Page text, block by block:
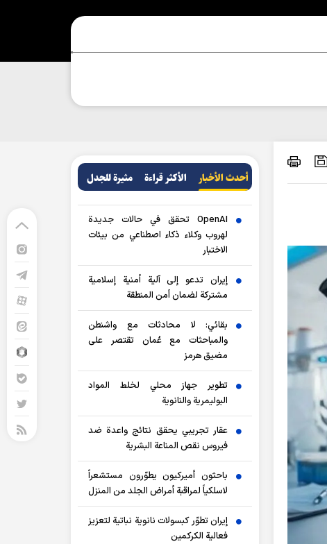
أحدث الأخبار الأکثر قراءة مثيرة للجدل
OpenAI تحقق في حالات جديدة
لهروب وكلاء ذكاء اصطناعي من بيئات
الاختبار
إيران تدعو إلى آلية أمنية إسلامية
مشتركة لضمان أمن المنطقة
بقائي: لا محادثات مع واشنطن
والمباحثات مع عُمان تقتصر على
مضيق هرمز
تطوير جهاز محلي لخلط المواد
البوليمرية والنانوية
عقار تجريبي يحقق نتائج واعدة ضد
فيروس نقص المناعة البشرية
باحثون أميركيون يطوّرون مستشعراً
لاسلكياً لمراقبة أمراض الجلد من المنزل
إيران تطوّر كبسولات نانوية نباتية لتعزيز
فعالية الكركمين